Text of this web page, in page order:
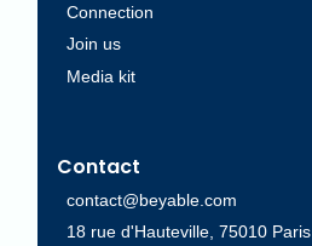
Connection
Join us
Media kit
Contact
contact@beyable.com
18 rue d'Hauteville, 75010 Paris